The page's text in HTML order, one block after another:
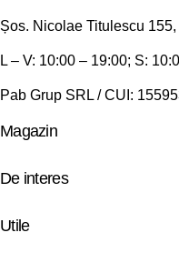
Șos. Nicolae Titulescu
L – V: 10:00 – 19:00; S:
Pab Grup SRL / CUI:
Magazin
De interes
Utile